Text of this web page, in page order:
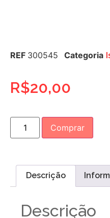
REF 300545 Categoria
R$20,00
Comprar
Descrição
Descrição